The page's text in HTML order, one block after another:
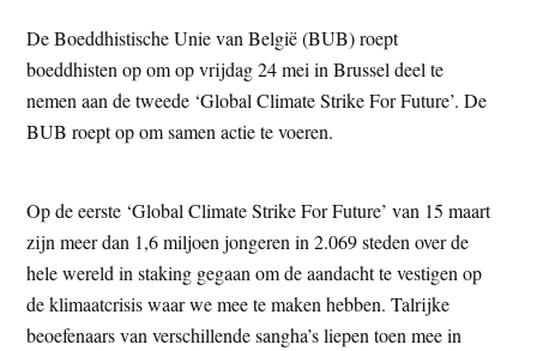
t
e
e
s
i
t
De Boeddhistische Unie van België (BUB) roept
boeddhisten op om op vrijdag 24 mei in Brussel deel te
nemen aan de tweede ‘Global Climate Strike For Future’. De
BUB roept op om samen actie te voeren.
Op de eerste ‘Global Climate Strike For Future’ van 15 maart
zijn meer dan 1,6 miljoen jongeren in 2.069 steden over de
hele wereld in staking gegaan om de aandacht te vestigen op
de klimaatcrisis waar we mee te maken hebben. Talrijke
beoefenaars van verschillende sangha’s liepen toen mee in